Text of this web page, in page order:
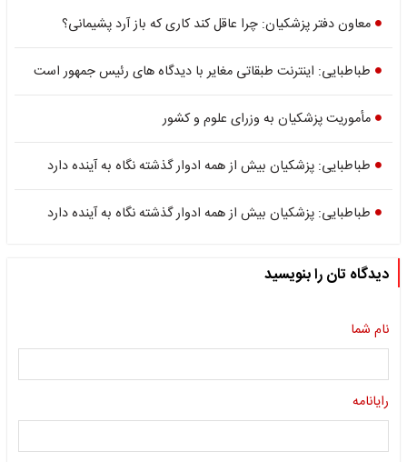
معاون دفتر پزشکیان: چرا عاقل کند کاری که باز آرد پشیمانی؟
طباطبایی: اینترنت طبقاتی مغایر با دیدگاه های رئیس جمهور است
مأموریت پزشکیان به وزرای علوم و کشور
طباطبایی: پزشکیان بیش از همه ادوار گذشته نگاه به آینده دارد
طباطبایی: پزشکیان بیش از همه ادوار گذشته نگاه به آینده دارد
دیدگاه تان را بنویسید
نام شما
رایانامه